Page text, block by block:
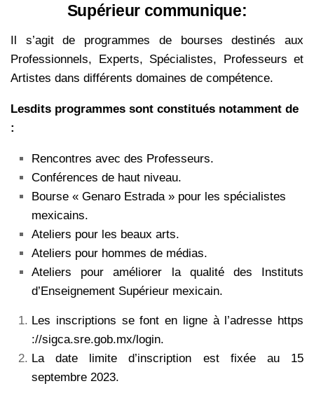
Supérieur communique:
Il s’agit de programmes de bourses destinés aux
Professionnels, Experts, Spécialistes, Professeurs et
Artistes dans différents domaines de compétence.
Lesdits programmes sont constitués notamment de
:
Rencontres avec des Professeurs.
Conférences de haut niveau.
Bourse « Genaro Estrada » pour les spécialistes
mexicains.
Ateliers pour les beaux arts.
Ateliers pour hommes de médias.
Ateliers pour améliorer la qualité des Instituts
d’Enseignement Supérieur mexicain.
Les inscriptions se font en ligne à l’adresse https
://sigca.sre.gob.mx/login.
La date limite d’inscription est fixée au 15
septembre 2023.